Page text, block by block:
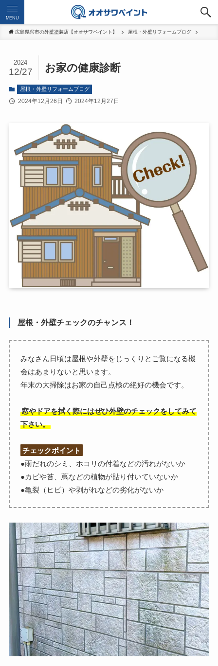
MENU
広島県呉市の外壁塗装店【オオサワペイント】 屋根・外壁リフォームブログ
お家の健康診断
2024
12/27
屋根・外壁リフォームブログ
2024年12月26日 2024年12月27日
屋根・外壁チェックのチャンス！
みなさん日頃は屋根や外壁をじっくりとご覧になる機
会はあまりないと思います。
年末の大掃除はお家の自己点検の絶好の機会です。
窓やドアを拭く際にはぜひ外壁のチェックをしてみて
下さい。
チェックポイント
●雨だれのシミ、ホコリの付着などの汚れがないか
●カビや苔、蔦などの植物が貼り付いていないか
●亀裂（ヒビ）や剥がれなどの劣化がないか